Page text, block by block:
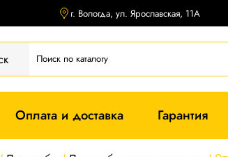
г. Вологда, ул. Ярославская, 11А
Оплата и доставка Гарантия